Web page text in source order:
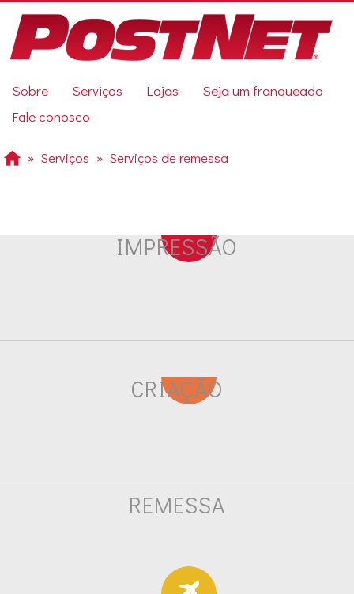
para
conteúdo
Sobre Serviços Lojas
Seja um franqueado
Fale conosco
Previous
Serviços Serviços de remessa
IMPRESSÃO
CRIAÇÃO
REMESSA